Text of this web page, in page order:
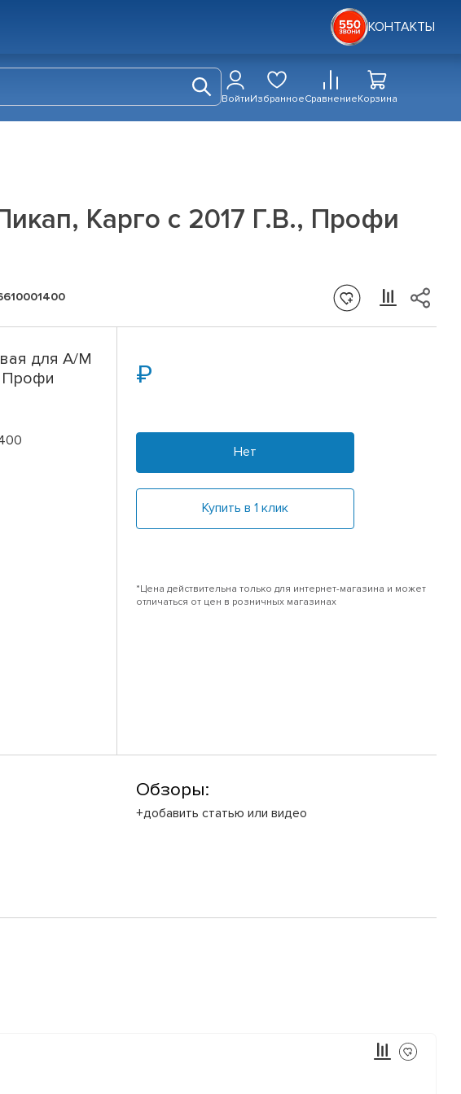
КОНТАКТЫ
ВойтиИзбранноеСравнениеКорзина
Карго с 2017 Г.В., Профи
для А/М
Профи
Нет
Купить в 1 клик
*Цена действительна только для интернет-магазина и может
отличаться от цен в розничных магазинах
Обзоры:
+добавить статью или видео